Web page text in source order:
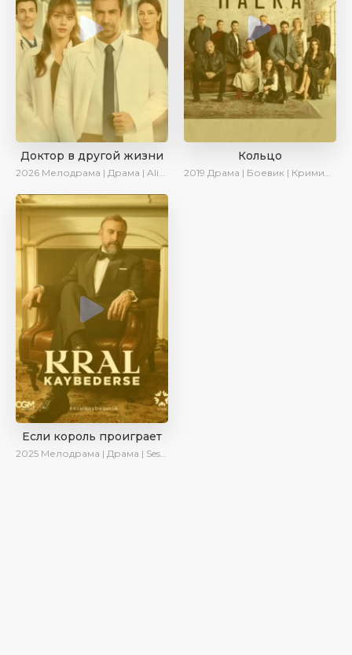
Доктор в другой жизни
2026 Мелодрама | Драма | AlisaDirilis | Новинки
Кольцо
2019 Драма | Боевик | Криминал
Если король проиграет
2025 Мелодрама | Драма | SesDizi | Ирина Котова | AlisaDirilis | Turok1990 | Новинки | Сериалы 2025